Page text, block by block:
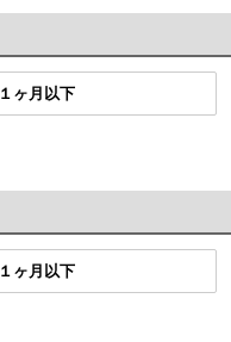
１ヶ月以下
１ヶ月以下